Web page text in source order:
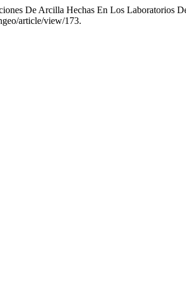
De Arcilla Hechas En Los Laboratorios
article/view/173.